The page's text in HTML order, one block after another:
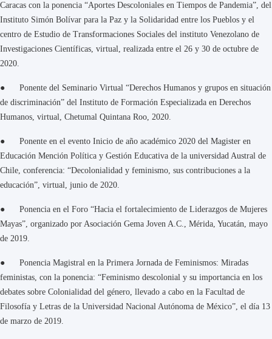
Caracas con la ponencia “Aportes Descoloniales en Tiempos de Pandemia”, del
Instituto Simón Bolívar para la Paz y la Solidaridad entre los Pueblos y el
centro de Estudio de Transformaciones Sociales del instituto Venezolano de
Investigaciones Científicas, virtual, realizada entre el 26 y 30 de octubre de
2020.
● Ponente del Seminario Virtual “Derechos Humanos y grupos en situación
de discriminación” del Instituto de Formación Especializada en Derechos
Humanos, virtual, Chetumal Quintana Roo, 2020.
● Ponente en el evento Inicio de año académico 2020 del Magister en
Educación Mención Política y Gestión Educativa de la universidad Austral de
Chile, conferencia: “Decolonialidad y feminismo, sus contribuciones a la
educación”, virtual, junio de 2020.
● Ponencia en el Foro “Hacia el fortalecimiento de Liderazgos de Mujeres
Mayas”, organizado por Asociación Gema Joven A.C., Mérida, Yucatán, mayo
de 2019.
● Ponencia Magistral en la Primera Jornada de Feminismos: Miradas
feministas, con la ponencia: “Feminismo descolonial y su importancia en los
debates sobre Colonialidad del género, llevado a cabo en la Facultad de
Filosofía y Letras de la Universidad Nacional Autónoma de México”, el día 13
de marzo de 2019.